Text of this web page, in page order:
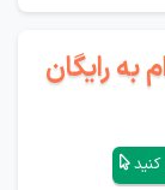
به رایگان